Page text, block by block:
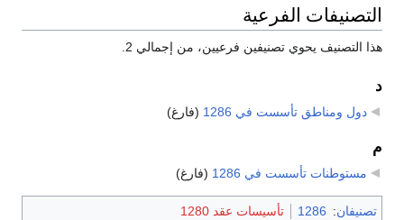
التصنيفات الفرعية
هذا التصنيف يحوي تصنيفين فرعيين، من إجمالي 2.
د
دول ومناطق تأسست في 1286 (فارغ)
م
مستوطنات تأسست في 1286 (فارغ)
تصنيفان:
1286 تأسيسات عقد 1280